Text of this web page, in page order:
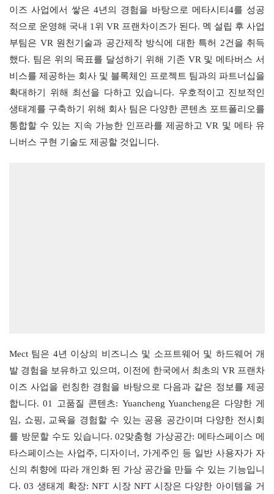
이즈 사업에서 쌓은 4년의 경험을 바탕으로 메타시티4를 성공
적으로 운영해 국내 1위 VR 프랜차이즈가 된다. 멕 설립 후 사업
부팀은 VR 원천기술과 공간제작 방식에 대한 특허 2건을 취득
했다. 팀은 위의 목표를 달성하기 위해 기존 VR 및 메타버스 서
비스를 제공하는 회사 및 블록체인 프로젝트 팀과의 파트너십을
확대하기 위해 최선을 다하고 있습니다. 우호적이고 진보적인
생태계를 구축하기 위해 회사 팀은 다양한 콘텐츠 포트폴리오를
통합할 수 있는 지속 가능한 인프라를 제공하고 VR 및 메타 유
니버스 구현 기술도 제공할 것입니다.
Mect 팀은 4년 이상의 비즈니스 및 소프트웨어 및 하드웨어 개
발 경험을 보유하고 있으며, 이전에 한국에서 최초의 VR 프랜차
이즈 사업을 런칭한 경험을 바탕으로 다음과 같은 정보를 제공
합니다. 01 고품질 콘텐츠: Yuancheng Yuancheng은 다양한 게
임, 쇼핑, 교육을 경험할 수 있는 공용 공간이며 다양한 전시회
를 방문할 수도 있습니다. 02맞춤형 가상공간: 메타스페이스 메
타스페이스는 사업주, 디자이너, 가게주인 등 일반 사용자가 자
신의 취향에 따라 개인화 된 가상 공간을 만들 수 있는 기능입니
다. 03 생태계 확장: NFT 시장 NFT 시장은 다양한 아이템을 거